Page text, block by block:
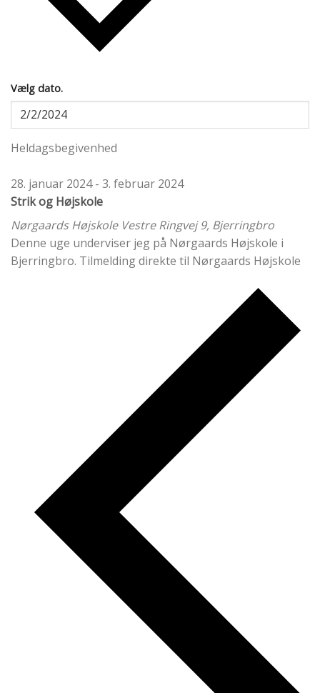
Vælg dato.
Heldagsbegivenhed
28. januar 2024- 3. februar 2024
Strik og Højskole
Nørgaards Højskole Vestre Ringvej 9, Bjerringbro
Denne uge underviser jeg på Nørgaards Højskole i
Bjerringbro. Tilmelding direkte til Nørgaards Højskole